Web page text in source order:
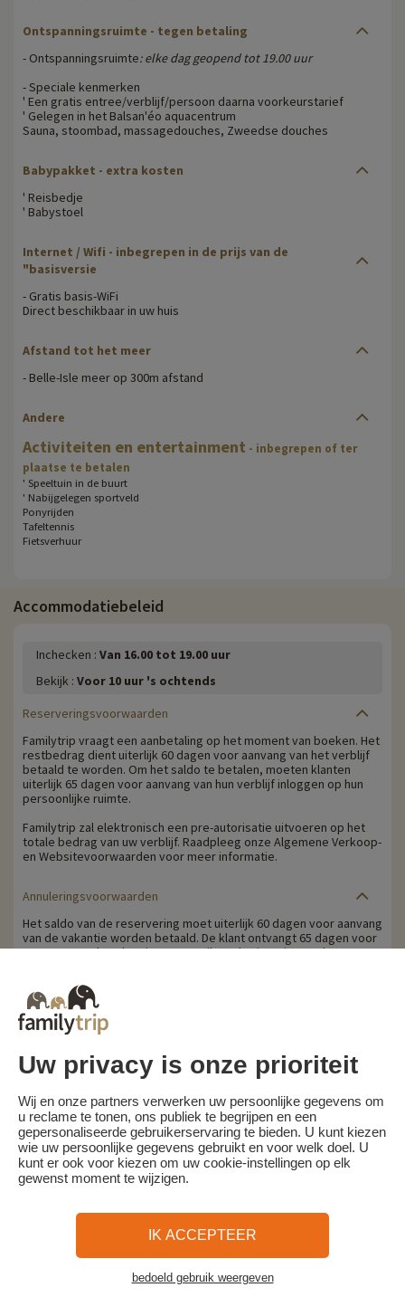
Ontspanningsruimte - tegen betaling
- Ontspanningsruimte: elke dag geopend tot 19.00 uur
- Speciale kenmerken
' Een gratis entree/verblijf/persoon daarna voorkeurstarief
' Gelegen in het Balsan'éo aquacentrum
Sauna, stoombad, massagedouches, Zweedse douches
Babypakket - extra kosten
' Reisbedje
' Babystoel
Internet / Wifi - inbegrepen in de prijs van de
"basisversie
- Gratis basis-WiFi
Direct beschikbaar in uw huis
Afstand tot het meer
- Belle-Isle meer op 300m afstand
Andere
Activiteiten en entertainment - inbegrepen of ter
plaatse te betalen
' Speeltuin in de buurt
' Nabijgelegen sportveld
Ponyrijden
Tafeltennis
Fietsverhuur
Accommodatiebeleid
Inchecken : Van 16.00 tot 19.00 uur
Bekijk : Voor 10 uur 's ochtends
Reserveringsvoorwaarden
Familytrip vraagt een aanbetaling op het moment van boeken. Het
restbedrag dient uiterlijk 60 dagen voor aanvang van het verblijf
betaald te worden. Om het saldo te betalen, moeten klanten
uiterlijk 65 dagen voor aanvang van hun verblijf inloggen op hun
persoonlijke ruimte.
Familytrip zal elektronisch een pre-autorisatie uitvoeren op het
totale bedrag van uw verblijf. Raadpleeg onze Algemene Verkoop-
en Websitevoorwaarden voor meer informatie.
Annuleringsvoorwaarden
Het saldo van de reservering moet uiterlijk 60 dagen voor aanvang
van de vakantie worden betaald. De klant ontvangt 65 dagen voor
aanvang van de vakantie per e-mail een herinnering om het
Annuleringskosten worden berekend op basis van de volgende
schaal:
- Annulering 60 dagen of meer voor aanvang van het verblijf:
aanbetaling behouden
- Annulering minder dan 60 dagen voor aanvang van het verblijf:
100% van de reissom.
Familytrip raadt u aan een annuleringsverzekering af te sluiten bij
haar partner AREAS Assurances. Schrijf je in op het moment van de
boeking of binnen 24 uur na de boeking per telefoon.
Algemene voorwaarden en privacybeleid
Wat de pers over ons te zeggen heeft
Kaart
Uw privacy is onze prioriteit
Wij en onze partners verwerken uw persoonlijke gegevens om
u reclame te tonen, ons publiek te begrijpen en een
gepersonaliseerde gebruikerservaring te bieden. U kunt kiezen
wie uw persoonlijke gegevens gebruikt en voor welk doel. U
kunt er ook voor kiezen om uw cookie-instellingen op elk
gewenst moment te wijzigen.
IK ACCEPTEER
bedoeld gebruik weergeven